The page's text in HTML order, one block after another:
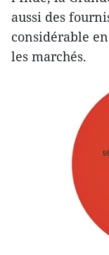
aussi des
considérable
les marchés.